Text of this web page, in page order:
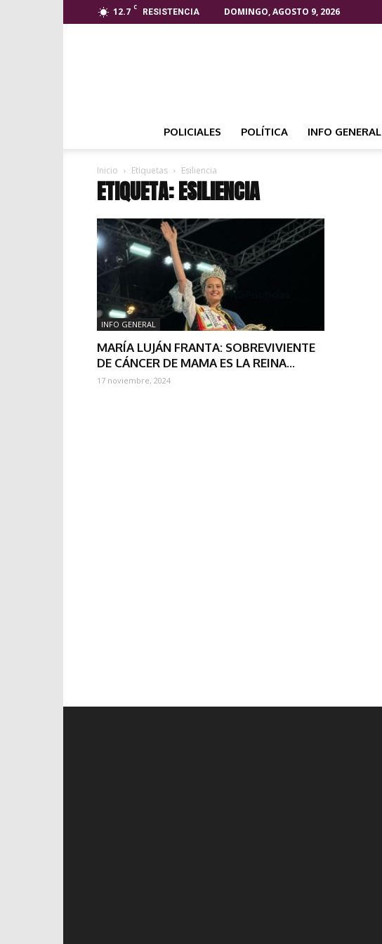
12.7 C
RESISTENCIA DOMINGO, AGOSTO 9, 2026
POLICIALES POLÍTICA INFO GENERAL
Inicio Etiquetas Esiliencia
ETIQUETA: ESILIENCIA
INFO GENERAL
MARÍA LUJÁN FRANTA: SOBREVIVIENTE
DE CÁNCER DE MAMA ES LA REINA...
17 noviembre, 2024